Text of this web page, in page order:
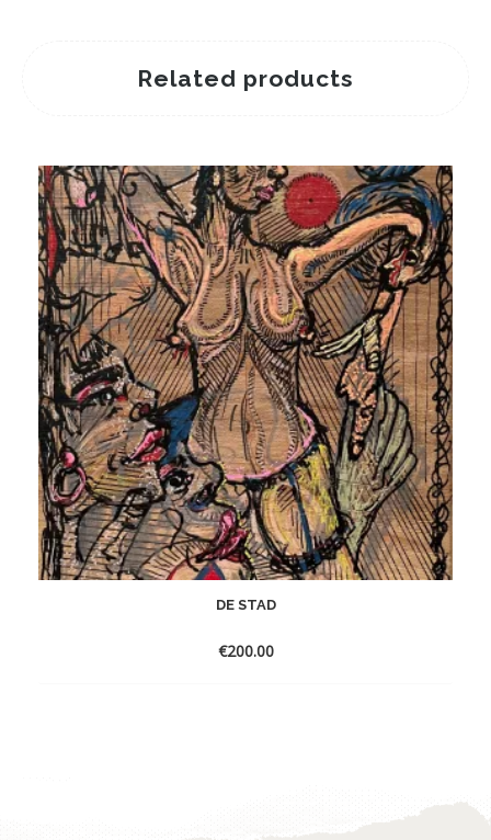
Related products
DE STAD
€200.00